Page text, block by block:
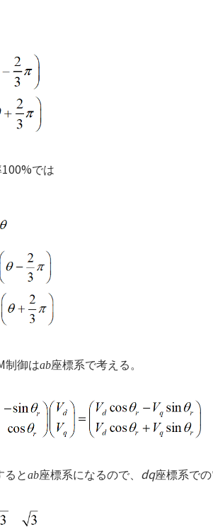
100%では
制御はab座標系で考える。
るとab座標系になるので、 dq座標系で